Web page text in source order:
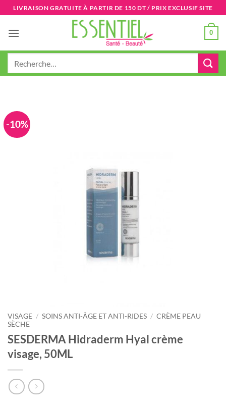
Passer
au
contenu
LIVRAISON GRATUITE À PARTIR DE 150 DT / PRIX EXCLUSIF SITE
0
-10%
VISAGE / SOINS ANTI-ÂGE ET ANTI-RIDES / CRÈME PEAU
SÈCHE
SESDERMA Hidraderm Hyal crème
visage, 50ML